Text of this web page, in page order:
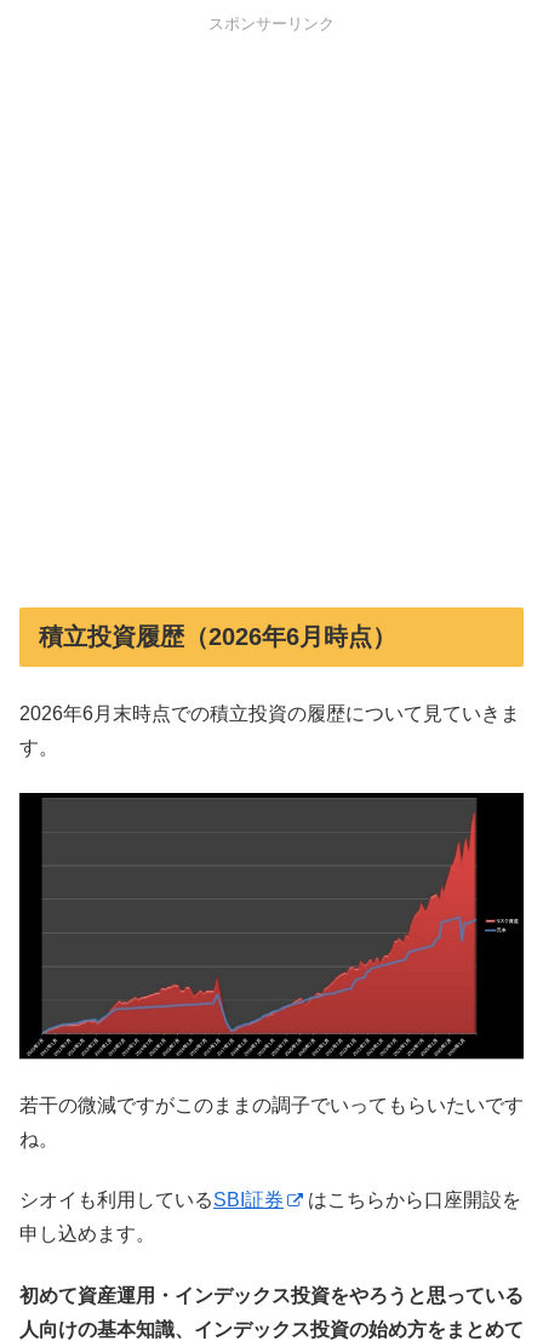
スポンサーリンク
積立投資履歴（2026年6月時点）
2026年6月末時点での積立投資の履歴について見ていきま
す。
若干の微減ですがこのままの調子でいってもらいたいです
ね。
シオイも利用しているSBI証券
はこちらから口座開設を
申し込めます。
初めて資産運用・インデックス投資をやろうと思っている
人向けの基本知識、インデックス投資の始め方をまとめて